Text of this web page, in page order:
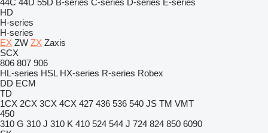
44C 44D 55D B-series C-series D-series E-series
HD
H-series
H-series
EX ZW ZX Zaxis
SCX
806 807 906
HL-series HSL HX-series R-series Robex
DD ECM
TD
1CX 2CX 3CX 4CX 427 436 536 540 JS TM VMT
450
310 G 310 J 310 K 410 524 544 J 724 824 850 6090